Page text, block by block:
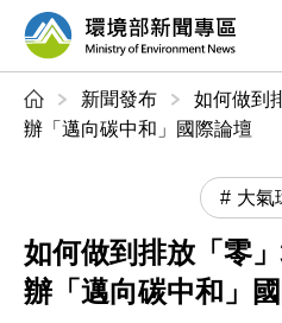
前往中央內容區塊
環境部新聞
新聞發布
如何做到
辦「邁向碳中和」國際論壇
大氣
如何做到排放「零
辦「邁向碳中和」